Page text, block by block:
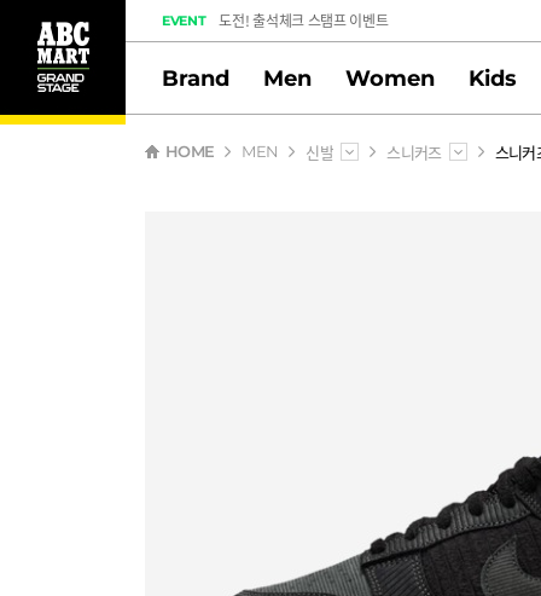
EVENT
도전! 출석체크 스탬프 이벤트
Brand Men Women Kids
HOME MEN 신발 스니커즈 스니커